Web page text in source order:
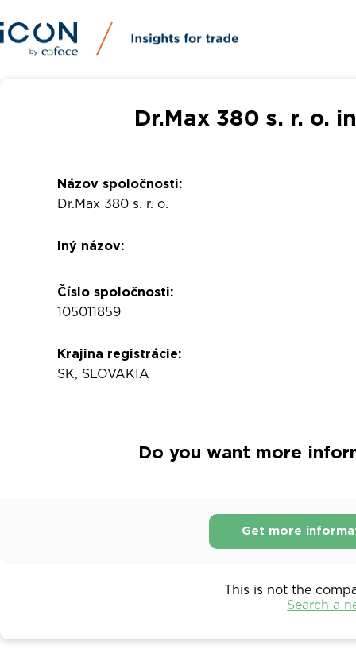
Dr.Max 380 s. r. o.
Názov spoločnosti:
Dr.Max 380 s. r. o.
Iný názov:
Číslo spoločnosti:
105011859
Krajina registrácie:
SK, SLOVAKIA
Do you want more
Get more
This is not the
Search a